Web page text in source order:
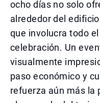
ocho días no solo
alrededor del
que involucra todo
celebración. Un
visualmente
paso económico y
refuerza aún más la